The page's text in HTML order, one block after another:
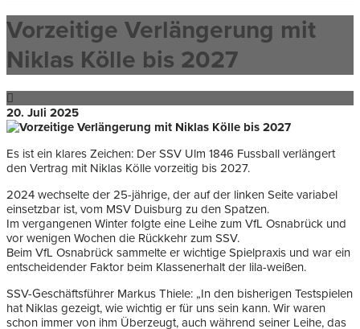
Vorzeitige Verlängerung mit
Niklas Kölle bis 2027
20. Juli 2025
Es ist ein klares Zeichen: Der SSV Ulm 1846 Fussball verlängert
den Vertrag mit Niklas Kölle vorzeitig bis 2027.
2024 wechselte der 25-jährige, der auf der linken Seite variabel
einsetzbar ist, vom MSV Duisburg zu den Spatzen.
Im vergangenen Winter folgte eine Leihe zum VfL Osnabrück und
vor wenigen Wochen die Rückkehr zum SSV.
Beim VfL Osnabrück sammelte er wichtige Spielpraxis und war ein
entscheidender Faktor beim Klassenerhalt der lila-weißen.
SSV-Geschäftsführer Markus Thiele: „In den bisherigen Testspielen
hat Niklas gezeigt, wie wichtig er für uns sein kann. Wir waren
schon immer von ihm Überzeugt, auch während seiner Leihe, das